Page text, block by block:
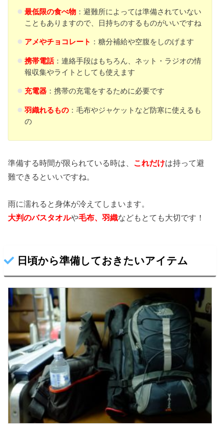
最低限の食べ物：避難所によっては準備されていない
こともありますので、日持ちのするものがいいですね
アメやチョコレート ：糖分補給や空腹をしのげます
携帯電話：連絡手段はもちろん、ネット・ラジオの情
報収集やライトとしても使えます
充電器：携帯の充電をするために必要です
羽織れるもの：毛布やジャケットなど防寒に使えるも
の
準備する時間が限られている時は、 これだけは持って避
難できるといいですね。
雨に濡れると身体が冷えてしまいます。
大判のバスタオルや毛布、羽織などもとても大切です！
日頃から準備しておきたいアイテム